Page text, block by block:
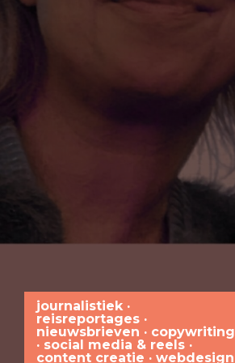
Petra Schouten
Media
journalistiek ·
reisreportages ·
nieuwsbrieven · copywriting
· social media & reels ·
content creatie · webdesign